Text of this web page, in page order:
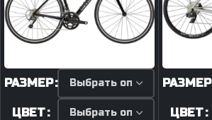
РАЗМЕР
ЦВЕТ
РАЗМЕР
ЦВЕТ